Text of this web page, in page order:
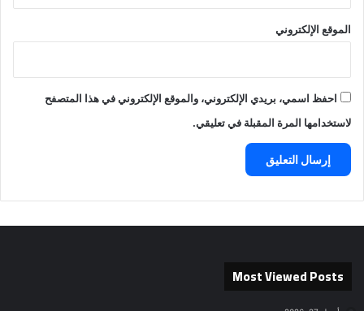
الموقع الإلكتروني
احفظ اسمي، بريدي الإلكتروني، والموقع الإلكتروني في هذا المتصفح
لاستخدامها المرة المقبلة في تعليقي.
Most Viewed Posts